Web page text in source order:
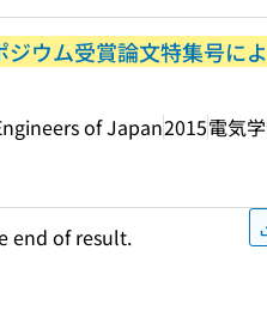
ウム受賞論文特集号に
of Japan2015電気
end of result.